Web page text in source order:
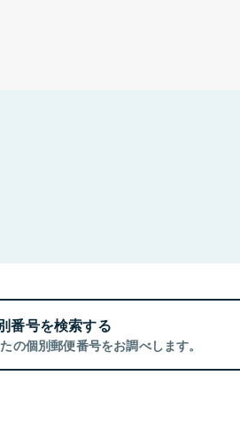
番号を検索する
の個別郵便番号をお調べします。